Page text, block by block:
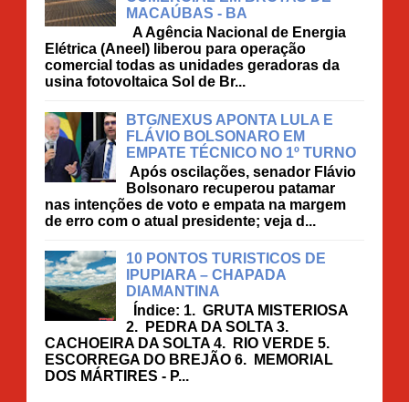
MACAÚBAS - BA
A Agência Nacional de Energia
Elétrica (Aneel) liberou para operação
comercial todas as unidades geradoras da
usina fotovoltaica Sol de Br...
BTG/NEXUS APONTA LULA E
FLÁVIO BOLSONARO EM
EMPATE TÉCNICO NO 1º TURNO
Após oscilações, senador Flávio
Bolsonaro recuperou patamar
nas intenções de voto e empata na margem
de erro com o atual presidente; veja d...
10 PONTOS TURISTICOS DE
IPUPIARA – CHAPADA
DIAMANTINA
Índice: 1. GRUTA MISTERIOSA
2. PEDRA DA SOLTA 3.
CACHOEIRA DA SOLTA 4. RIO VERDE 5.
ESCORREGA DO BREJÃO 6. MEMORIAL
DOS MÁRTIRES - P...